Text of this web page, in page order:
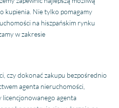
kupienia. Nie tylko pomagamy
na hiszpańskim rynku
w zakresie
czy dokonać zakupu bezpośrednio
agenta nieruchomości,
licencjonowanego agenta